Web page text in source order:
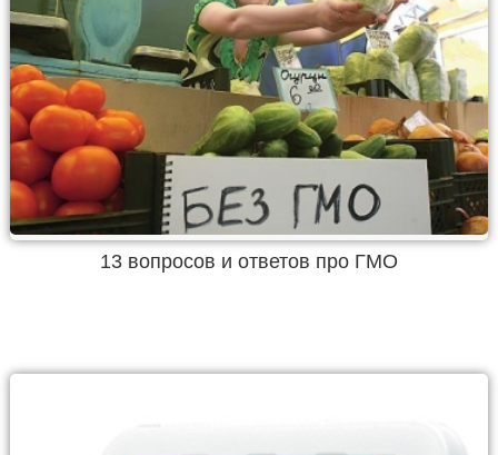
13 вопросов и ответов про ГМО